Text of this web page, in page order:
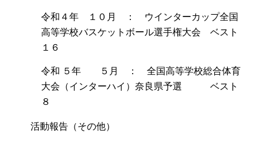
令和４年 １０月 ： ウインターカップ全国
高等学校バスケットボール選手権大会 ベスト
１６
令和 ５年 ５月 ： 全国高等学校総合体育
大会（インターハイ）奈良県予選 ベスト
８
活動報告（その他）